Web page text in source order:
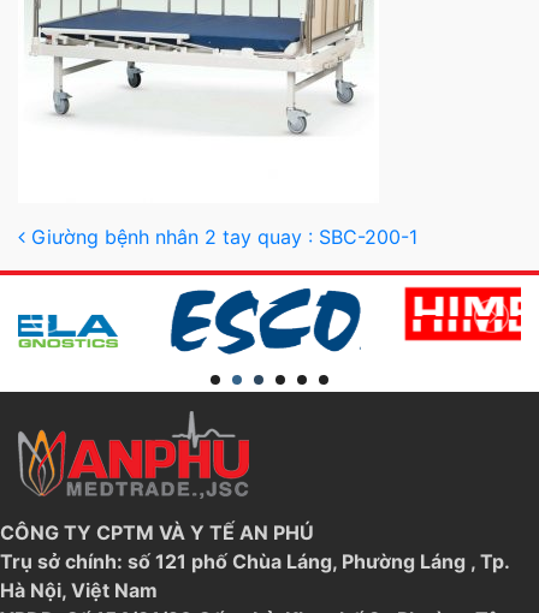
Post navigation
Giường bệnh nhân 2 tay quay : SBC-200-1
CÔNG TY CPTM VÀ Y TẾ AN PHÚ
Trụ sở chính: số 121 phố Chùa Láng, Phường Láng , Tp.
Hà Nội, Việt Nam